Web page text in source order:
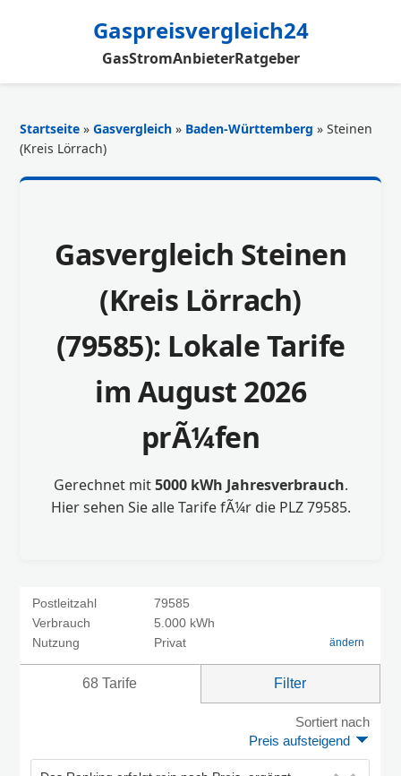
Gaspreisvergleich24
GasStromAnbieterRatgeber
Startseite »Gasvergleich » Baden-Württemberg » Steinen
(Kreis Lörrach)
Gasvergleich Steinen
(Kreis Lörrach)
(79585): Lokale Tarife
im August 2026
prÃ¼fen
Gerechnet mit5000 kWh Jahresverbrauch.
Hier sehen Sie alle Tarife fÃ¼r die PLZ 79585.